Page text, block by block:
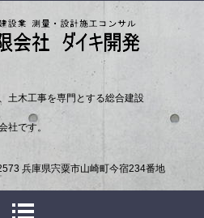
土木工事を専門とする総合建設
社です。
兵庫県宍粟市山崎町今宿234番地